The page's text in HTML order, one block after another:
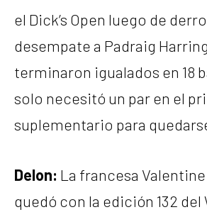
el Dick’s Open luego de
desempate a Padraig
terminaron igualados en 18
solo necesitó un par en el
suplementario para
Delon: La francesa
quedó con la edición 132 del